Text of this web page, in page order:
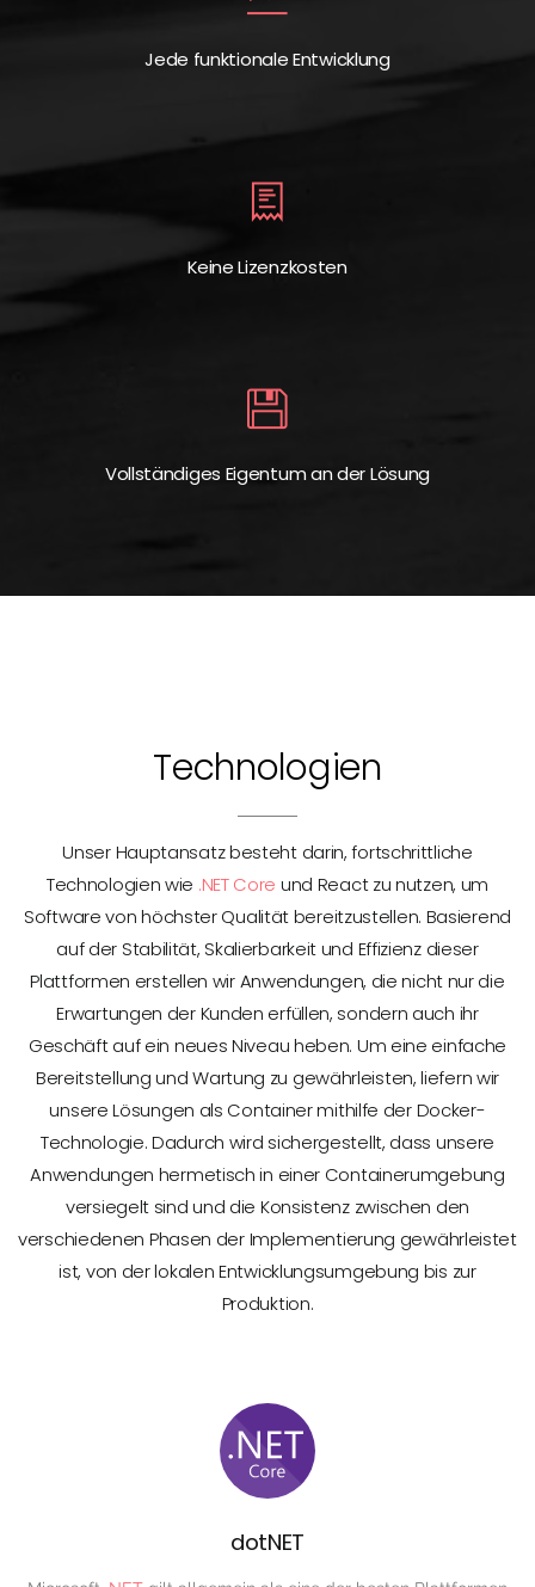
Jede funktionale Entwicklung
Keine Lizenzkosten
Vollständiges Eigentum an der Lösung
Technologien
Unser Hauptansatz besteht darin, fortschrittliche
Technologien wie .NET Core und React zu nutzen, um
Software von höchster Qualität bereitzustellen. Basierend
auf der Stabilität, Skalierbarkeit und Effizienz dieser
Plattformen erstellen wir Anwendungen, die nicht nur die
Erwartungen der Kunden erfüllen, sondern auch ihr
Geschäft auf ein neues Niveau heben. Um eine einfache
Bereitstellung und Wartung zu gewährleisten, liefern wir
unsere Lösungen als Container mithilfe der Docker-
Technologie. Dadurch wird sichergestellt, dass unsere
Anwendungen hermetisch in einer Containerumgebung
versiegelt sind und die Konsistenz zwischen den
verschiedenen Phasen der Implementierung gewährleistet
ist, von der lokalen Entwicklungsumgebung bis zur
Produktion.
dotNET